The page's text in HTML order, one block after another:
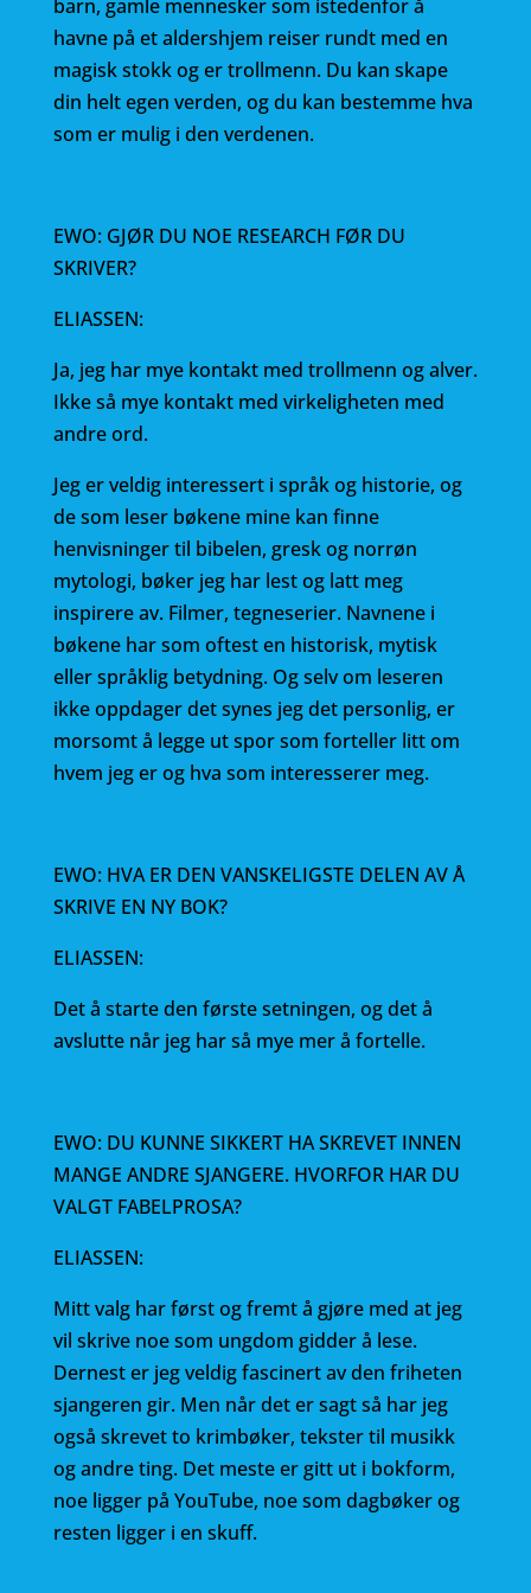
barn, gamle mennesker som istedenfor å
havne på et aldershjem reiser rundt med en
magisk stokk og er trollmenn. Du kan skape
din helt egen verden, og du kan bestemme hva
som er mulig i den verdenen.
EWO: GJØR DU NOE RESEARCH FØR DU
SKRIVER?
ELIASSEN:
Ja, jeg har mye kontakt med trollmenn og alver.
Ikke så mye kontakt med virkeligheten med
andre ord.
Jeg er veldig interessert i språk og historie, og
de som leser bøkene mine kan finne
henvisninger til bibelen, gresk og norrøn
mytologi, bøker jeg har lest og latt meg
inspirere av. Filmer, tegneserier. Navnene i
bøkene har som oftest en historisk, mytisk
eller språklig betydning. Og selv om leseren
ikke oppdager det synes jeg det personlig, er
morsomt å legge ut spor som forteller litt om
hvem jeg er og hva som interesserer meg.
EWO: HVA ER DEN VANSKELIGSTE DELEN AV Å
SKRIVE EN NY BOK?
ELIASSEN:
Det å starte den første setningen, og det å
avslutte når jeg har så mye mer å fortelle.
EWO: DU KUNNE SIKKERT HA SKREVET INNEN
MANGE ANDRE SJANGERE. HVORFOR HAR DU
VALGT FABELPROSA?
ELIASSEN:
Mitt valg har først og fremt å gjøre med at jeg
vil skrive noe som ungdom gidder å lese.
Dernest er jeg veldig fascinert av den friheten
sjangeren gir. Men når det er sagt så har jeg
også skrevet to krimbøker, tekster til musikk
og andre ting. Det meste er gitt ut i bokform,
noe ligger på YouTube, noe som dagbøker og
resten ligger i en skuff.